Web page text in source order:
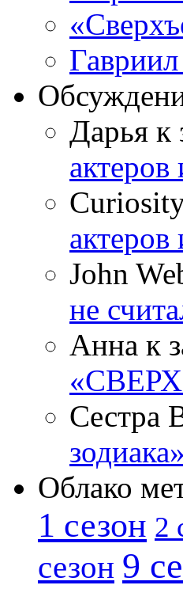
Дарья к
John
не
Анна к
Сестра
Облако
1 сезон 2
сезон 9